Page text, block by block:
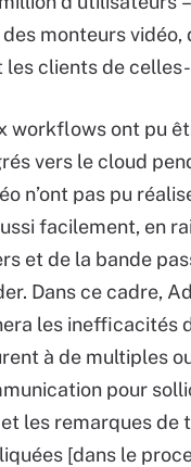
monteurs vidéo,
les clients de
workflows ont pu
vers le cloud
n’ont pas pu
facilement, en
et de la bande
Dans ce cadre,
les inefficacités
à de multiples
pour
les remarques de
[dans le